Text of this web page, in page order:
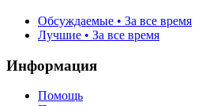
Обсуждаемые • За все время
Лучшие • За все время
Информация
Помощь